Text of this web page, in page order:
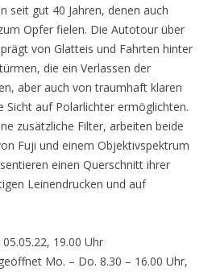
seit gut 40 Jahren, denen auch
Opfer fielen. Die Autotour über
von Glatteis und Fahrten hinter
die ein Verlassen der
aber auch von traumhaft klaren
Sicht auf Polarlichter ermöglichten.
zusätzliche Filter, arbeiten beide
Fuji und einem Objektivspektrum
einen Querschnitt ihrer
Leinendrucken und auf
19.00 Uhr
Mo. – Do. 8.30 – 16.00 Uhr,